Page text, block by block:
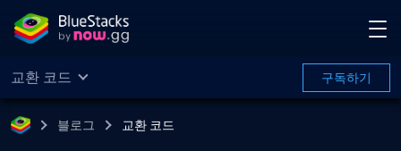
교환 코드 구독하기
블로그 교환 코드